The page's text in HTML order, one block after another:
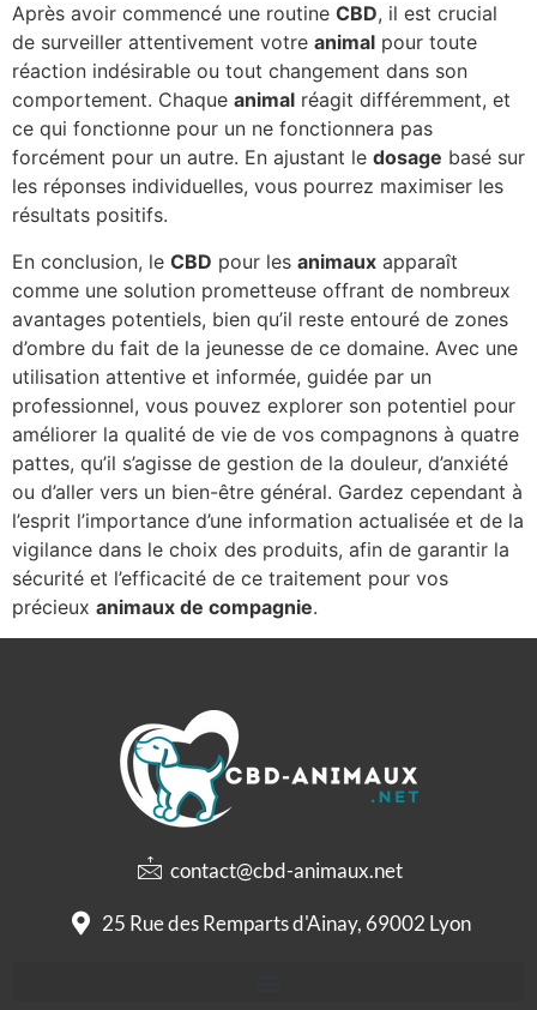
Après avoir commencé une routine CBD, il est crucial
de surveiller attentivement votre animal pour toute
réaction indésirable ou tout changement dans son
comportement. Chaque animal réagit différemment, et
ce qui fonctionne pour un ne fonctionnera pas
forcément pour un autre. En ajustant le dosage basé sur
les réponses individuelles, vous pourrez maximiser les
résultats positifs.
En conclusion, le CBD pour les animaux apparaît
comme une solution prometteuse offrant de nombreux
avantages potentiels, bien qu’il reste entouré de zones
d’ombre du fait de la jeunesse de ce domaine. Avec une
utilisation attentive et informée, guidée par un
professionnel, vous pouvez explorer son potentiel pour
améliorer la qualité de vie de vos compagnons à quatre
pattes, qu’il s’agisse de gestion de la douleur, d’anxiété
ou d’aller vers un bien-être général. Gardez cependant à
l’esprit l’importance d’une information actualisée et de la
vigilance dans le choix des produits, afin de garantir la
sécurité et l’efficacité de ce traitement pour vos
précieux animaux de compagnie.
contact@cbd-animaux.net
25 Rue des Remparts d'Ainay, 69002 Lyon